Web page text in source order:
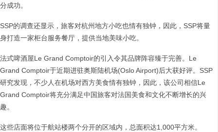
分成功。
SSP的调查还显示，旅客对杭州地方小吃也情有独钟，因此，SSP将量
身打造一家柜台服务餐厅，提供当地美味小吃。
法式啤酒屋Le Grand Comptoir的引入令其品牌阵容臻于完善。Le
Grand Comptoir于近期进驻奥斯陆机场(Oslo Airport)后大获好评。SSP
研究发现，不少人在机场对西方美食情有独钟，因此，该公司相信Le
Grand Comptoir将充分满足中国旅客对法国美食和文化不断增长的兴
趣。
这些店面将位于航站楼两个分开的区域内，总面积达1,000平方米。